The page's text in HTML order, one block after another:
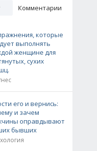
Комментарии
которые
выполнять
женщине для
сухих
его и вернись:
и зачем
оправдывают
бывших